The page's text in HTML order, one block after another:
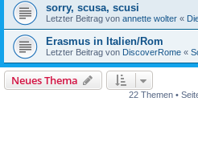
sorry, scusa, scusi
Letzter Beitrag von annette wolter «
Erasmus in Italien/Rom
Letzter Beitrag von DiscoverRome «
Neues Thema
22 Themen •